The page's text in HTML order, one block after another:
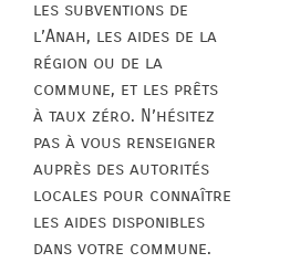
les subventions de
l’Anah, les aides de la
région ou de la
commune, et les prêts
à taux zéro. N’hésitez
pas à vous renseigner
auprès des autorités
locales pour connaître
les aides disponibles
dans votre commune.